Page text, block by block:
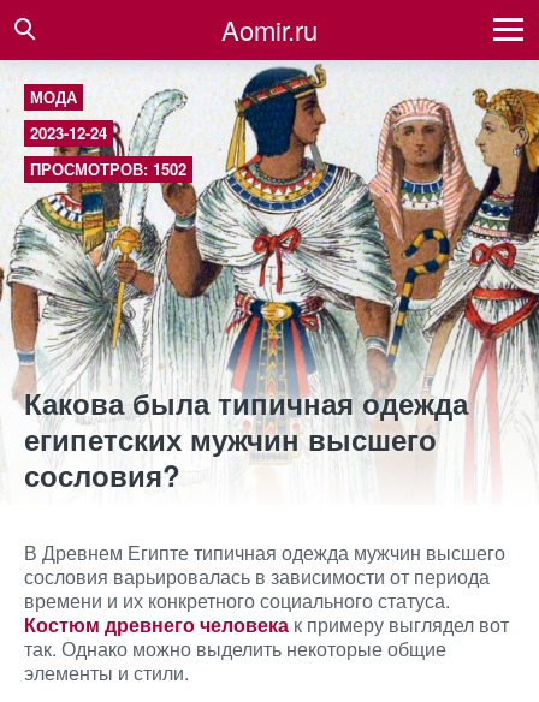
Aomir.ru
МОДА
2023-12-24
ПРОСМОТРОВ: 1502
Какова была типичная одежда
египетских мужчин высшего
сословия?
В Древнем Египте типичная одежда мужчин высшего
сословия варьировалась в зависимости от периода
времени и их конкретного социального статуса.
Костюм древнего человека к примеру выглядел вот
так. Однако можно выделить некоторые общие
элементы и стили.